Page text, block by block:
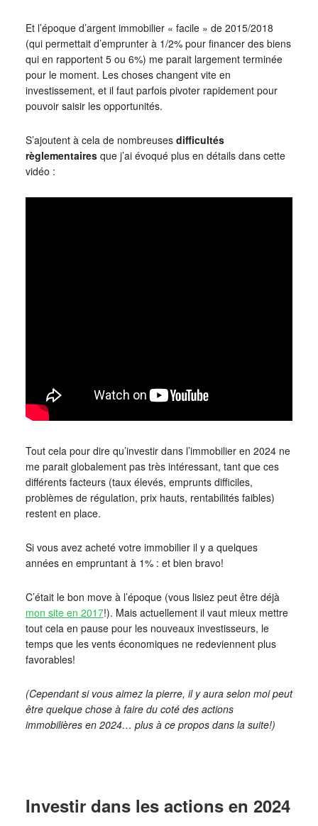
Et l’époque d’argent immobilier « facile » de 2015/2018
(qui permettait d’emprunter à 1/2% pour financer des biens
qui en rapportent 5 ou 6%) me parait largement terminée
pour le moment. Les choses changent vite en
investissement, et il faut parfois pivoter rapidement pour
pouvoir saisir les opportunités.
S’ajoutent à cela de nombreuses difficultés
règlementairesque j’ai évoqué plus en détails dans cette
vidéo :
Tout cela pour dire qu’investir dans l’immobilier en 2024 ne
me parait globalement pas très intéressant, tant que ces
différents facteurs (taux élevés, emprunts difficiles,
problèmes de régulation, prix hauts, rentabilités faibles)
restent en place.
Si vous avez acheté votre immobilier il y a quelques
années en empruntant à 1% : et bien bravo!
C’était le bon move à l’époque (vous lisiez peut être déjà
mon site en 2017!). Mais actuellement il vaut mieux mettre
tout cela en pause pour les nouveaux investisseurs, le
temps que les vents économiques ne redeviennent plus
favorables!
(Cependant si vous aimez la pierre, il y aura selon moi peut
être quelque chose à faire du coté des actions
immobilières en 2024… plus à ce propos dans la suite!)
Investir dans les actions en 2024